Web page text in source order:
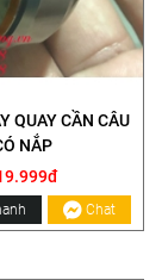
QUAY CẦN CÂU
NẮP
Chat